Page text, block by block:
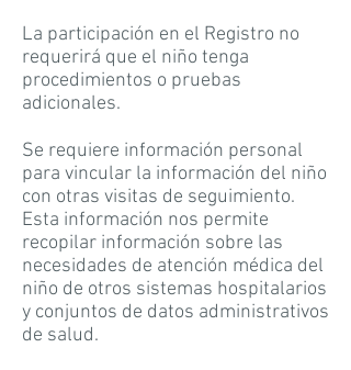
La participación en el Registro no
requerirá que el niño tenga
procedimientos o pruebas
adicionales.
Se requiere información personal
para vincular la información del niño
con otras visitas de seguimiento.
Esta información nos permite
recopilar información sobre las
necesidades de atención médica del
niño de otros sistemas hospitalarios
y conjuntos de datos administrativos
de salud.